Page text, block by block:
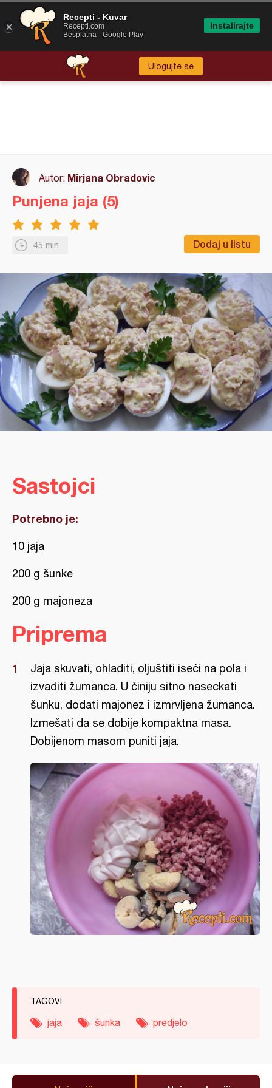
Ulogujte se
Autor: Mirjana Obradovic
45 min Dodaj u listu
Punjena jaja (5)
Sastojci
Potrebno je:
10 jaja
200 g šunke
200 g majoneza
Priprema
Jaja skuvati, ohladiti, oljuštiti iseći na pola i
izvaditi žumanca. U činiju sitno naseckati
šunku, dodati majonez i izmrvljena žumanca.
Izmešati da se dobije kompaktna masa.
Dobijenom masom puniti jaja.
TAGOVI
jaja šunka predjelo
Recepti - Kuvar
Recepti.com
Besplatna - Google Play
Instalirajte